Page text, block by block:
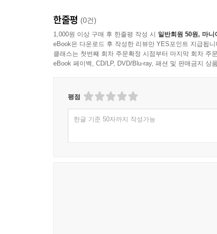
한줄평 (0건)
1,000원 이상 구매 후 한줄평 작성 시 일반회원 50원, 마니
eBook은 다운로드 후 작성한 리뷰만 YES포인트 지급됩니
클래스는 첫번째 회차 주문확정 시점부터 마지막 회차 주
eBook 페이백, CD/LP, DVD/Blu-ray, 패션 및 판매금지 상
평점
한글 기준 50자까지 작성가능